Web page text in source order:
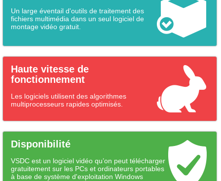
Un large éventail d'outils de traitement des
fichiers multimédia dans un seul logiciel de
montage vidéo gratuit.
Haute vitesse de
fonctionnement
Les logiciels utilisent des algorithmes
multiprocesseurs rapides optimisés.
Disponibilité
VSDC est un logiciel vidéo qu’on peut télécharger
gratuitement sur les PCs et ordinateurs portables
à base de système d'exploitation Windows